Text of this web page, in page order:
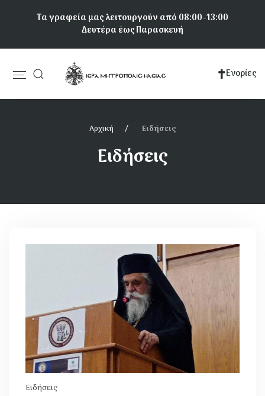
Τα γραφεία μας λειτουργούν από 08:00-13:00
Δευτέρα έως Παρασκευή
Κεντρική
πλοήγηση
Ενορίες
Αρχική Ειδήσεις
Ειδήσεις
Ειδήσεις